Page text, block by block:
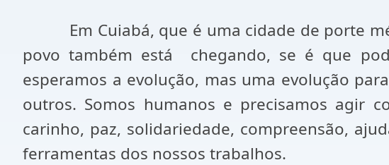
Em Cuiabá, que é uma cidade de porte
povo também está
chegando, se é que
esperamos a evolução, mas uma evolução
outros. Somos humanos e precisamos agir
carinho, paz, solidariedade, compreensão,
ferramentas dos nossos trabalhos.